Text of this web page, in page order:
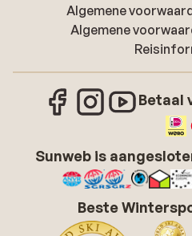
Algemene
Algemene
Betaal
Sunweb is
Beste